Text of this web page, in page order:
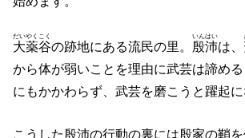
大薬谷
だいやくこく
の跡地にある流民の里。 殷沛
いんはい
は、
から体が弱いことを理由に武芸は諦め
にもかかわらず、武芸を磨こうと躍起に
こうした殷沛の行動の裏には殷家の鞘